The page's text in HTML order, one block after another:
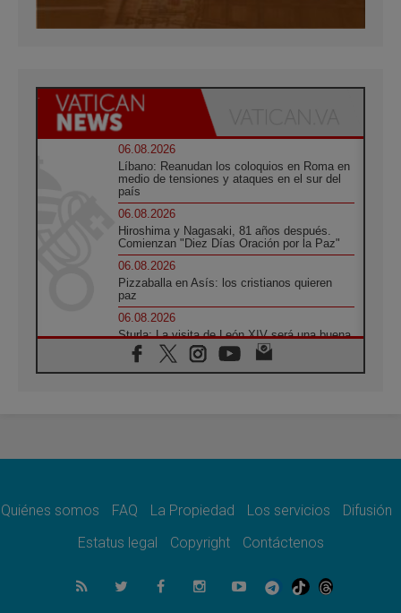
06.08.2026
Líbano: Reanudan los coloquios en Roma en
medio de tensiones y ataques en el sur del
país
06.08.2026
Hiroshima y Nagasaki, 81 años después.
Comienzan "Diez Días Oración por la Paz"
06.08.2026
Pizzaballa en Asís: los cristianos quieren
paz
06.08.2026
Sturla: La visita de León XIV será una buena
noticia para todo el Uruguay
06.08.2026
gracia reconciliación y esperanza
Cardenal Rossi: "La llegada del Papa León a
06.08.2026
En Asís, León XIV invita a los jóvenes a
Quiénes somos FAQ La Propiedad Los servicios
Difusión
Estatus legal
Copyright Contáctenos